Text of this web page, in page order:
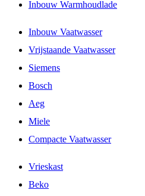
Inbouw Warmhoudlade
Inbouw Vaatwasser
Vrijstaande Vaatwasser
Siemens
Bosch
Aeg
Miele
Compacte Vaatwasser
Vrieskast
Beko